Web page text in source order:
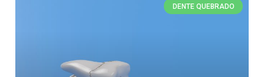
DENTE QUEBRADO